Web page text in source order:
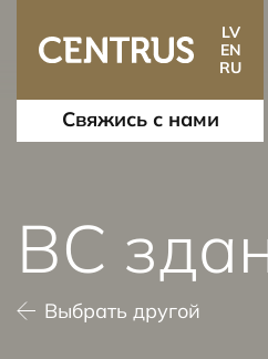
LV
EN
RU
Свяжись с нами
BC
Выбрать другой